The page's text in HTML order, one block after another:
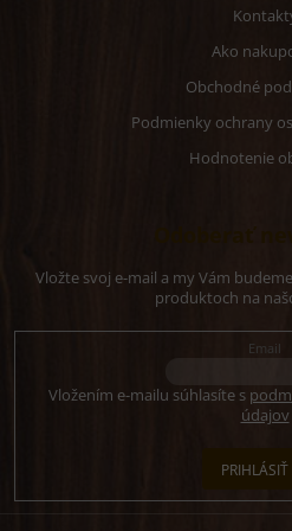
Ako
Obchodné
Podmienky ochrany
Hodnotenie
Vložte svoj e-mail a my Vám
produktoch na
Email
Vložením e-mailu súhlasíte s
údajov
PRIHLÁSIŤ